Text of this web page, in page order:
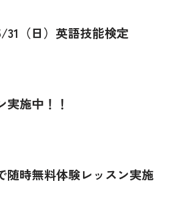
（日）英語技能検定
施中！！
随時無料体験レッスン実施